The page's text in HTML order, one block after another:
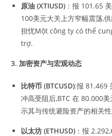
原油 (XTIUSD) ：报 101.65
100美元大关上方窄幅震荡,
担忧Một công ty có thể
trợ.
3. 加密资产与宏观动态
比特币 (BTCUSD):报 81.469
冲高受阻后,BTC 在 80.000
示其与传统避险资产的相关
以太坊 (ETHUSD) ：报